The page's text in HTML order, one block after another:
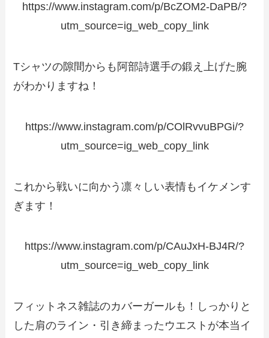
https://www.instagram.com/p/BcZOM2-DaPB/?
utm_source=ig_web_copy_link
Tシャツの隙間からも阿部詩選手の鍛え上げた腕
がわかりますね！
https://www.instagram.com/p/COlRvvuBPGi/?
utm_source=ig_web_copy_link
これから戦いに向かう凛々しい表情もイケメンす
ぎます！
https://www.instagram.com/p/CAuJxH-BJ4R/?
utm_source=ig_web_copy_link
フィットネス雑誌のカバーガールも！しっかりと
した肩のライン・引き締まったウエストが本当イ